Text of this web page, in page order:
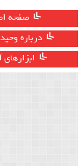
صفحه
درباره
ابزارهای